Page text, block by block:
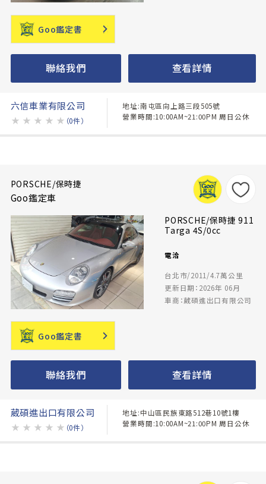
Goo鑑定書
聯絡我們 查看詳情
六信車業有限公司
★ ★ ★ ★ ★ （0件）
地址:南屯區向上路三段505號
營業時間:10:00AM~21:00PM 周日公休
PORSCHE/保時捷
Goo鑑定車
PORSCHE/保時捷 911
Targa 4S/0cc
電洽
台北市/2011/4.7萬公里
更新日期：2026年 06月
車商：葳碩進出口有限公司
Goo鑑定書
聯絡我們 查看詳情
葳碩進出口有限公司
★ ★ ★ ★ ★ （0件）
地址:中山區民族東路512巷10號1樓
營業時間:10:00AM~21:00PM 周日公休